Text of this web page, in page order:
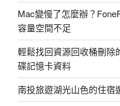
腦
手
機
翻
牆
教
學〉
Mac變慢了怎麼辦？
容量空間不足
輕鬆找回資源回收桶刪除
碟記憶卡資料
南投旅遊湖光山色的住宿